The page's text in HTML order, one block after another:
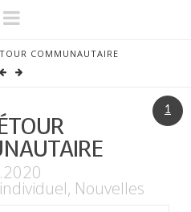
Navigation
COMMUNAUTAIRE
1
, Nouvelles